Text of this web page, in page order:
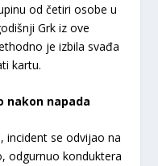
od četiri osobe u
Grk iz ove
je izbila svađa
kartu.
nakon napada
incident se odvijao na
odgurnuo konduktera